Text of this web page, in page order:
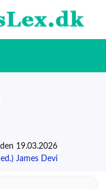
den 19.03.2026
James Devi